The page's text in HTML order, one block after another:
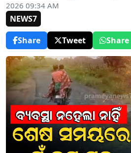
2026 09:34 AM
NEWS7
Share
Tweet Share